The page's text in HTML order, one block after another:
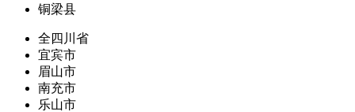
铜梁县
全四川省
宜宾市
眉山市
南充市
乐山市